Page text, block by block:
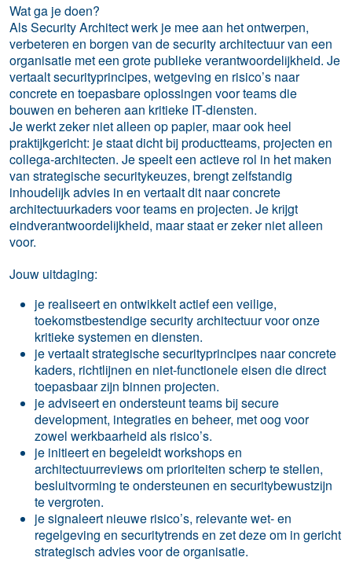
Wat ga je doen?
Als Security Architect werk je mee aan het ontwerpen,
verbeteren en borgen van de security architectuur van een
organisatie met een grote publieke verantwoordelijkheid. Je
vertaalt securityprincipes, wetgeving en risico’s naar
concrete en toepasbare oplossingen voor teams die
bouwen en beheren aan kritieke IT-diensten.
Je werkt zeker niet alleen op papier, maar ook heel
praktijkgericht: je staat dicht bij productteams, projecten en
collega‑architecten. Je speelt een actieve rol in het maken
van strategische securitykeuzes, brengt zelfstandig
inhoudelijk advies in en vertaalt dit naar concrete
architectuurkaders voor teams en projecten. Je krijgt
eindverantwoordelijkheid, maar staat er zeker niet alleen
voor.
Jouw uitdaging:
je realiseert en ontwikkelt actief een veilige,
toekomstbestendige security architectuur voor onze
kritieke systemen en diensten.
je vertaalt strategische securityprincipes naar concrete
kaders, richtlijnen en niet‑functionele eisen die direct
toepasbaar zijn binnen projecten.
je adviseert en ondersteunt teams bij secure
development, integraties en beheer, met oog voor
zowel werkbaarheid als risico’s.
je initieert en begeleidt workshops en
architectuurreviews om prioriteiten scherp te stellen,
besluitvorming te ondersteunen en securitybewustzijn
te vergroten.
je signaleert nieuwe risico’s, relevante wet‑ en
regelgeving en securitytrends en zet deze om in gericht
strategisch advies voor de organisatie.